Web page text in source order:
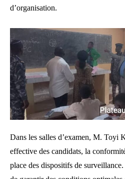
d’organisation.
Dans les salles d’examen, M. Toyi
effective des candidats, la
place des dispositifs de